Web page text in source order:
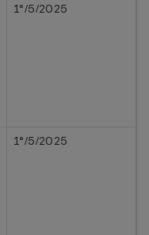
1°/5/2025
1°/5/2025